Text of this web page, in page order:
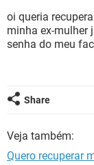
INSTAGRAM
GUIA DE COMPRAS
OUTLOOK
oi queria
minha ex-mulher
senha do meu
Share
Veja também:
Quero recuperar